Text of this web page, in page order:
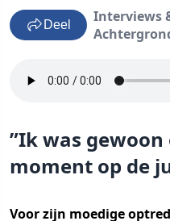
Deel
Interviews
”Ik was
moment op de
Voor zijn moedige